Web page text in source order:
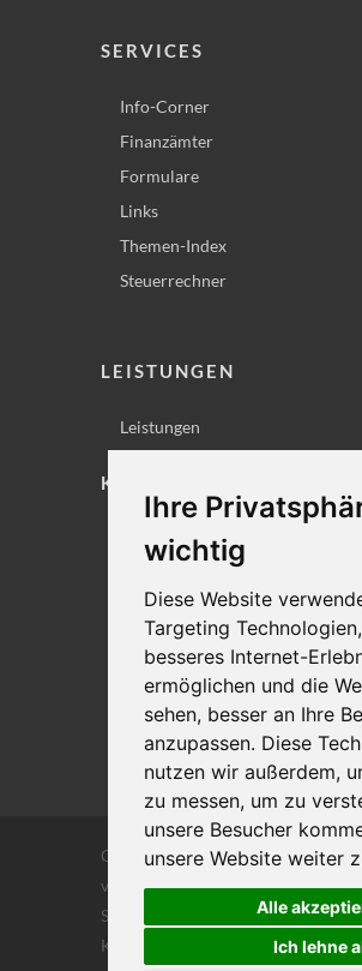
Ihre
wichtig
Diese Website
Targeting
besseres Internet-
ermöglichen und die
sehen, besser an Ihre
anzupassen. Diese
nutzen wir außerdem,
zu messen, um zu
unsere Besucher
unsere Website weiter
Alle
Ich lehne
SERVICES
Info-Corner
Finanzämter
Formulare
Links
Themen-Index
Steuerrechner
LEISTUNGEN
Leistungen
KONTAKT
Lageplan
Datenschutz
Cookie-Einstellungen
Copyrights © 2026 Alle Rechte
von DILIGENTIA
Steuerberatungsgesellschaft m.b. H.
KG